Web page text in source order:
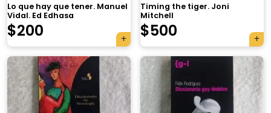
Lo que hay que tener. Manuel
Vidal. Ed Edhasa
$200
Timing the tiger. Joni
Mitchell
$500
×